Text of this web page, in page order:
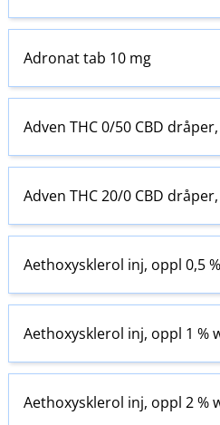
Adronat tab 10 mg
Adven THC 0/50 CBD
Adven THC 20/0 CBD
Aethoxysklerol inj, oppl 0,5
Aethoxysklerol inj, oppl 1 %
Aethoxysklerol inj, oppl 2 %